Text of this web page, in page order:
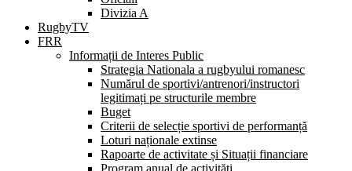
Divizia A
RugbyTV
FRR
Informații de Interes Public
Strategia Nationala a rugbyului romanesc
Numărul de sportivi/antrenori/instructori
legitimați pe structurile membre
Buget
Criterii de selecție sportivi de performanță
Loturi naționale extinse
Rapoarte de activitate și Situații financiare
Program anual de activități